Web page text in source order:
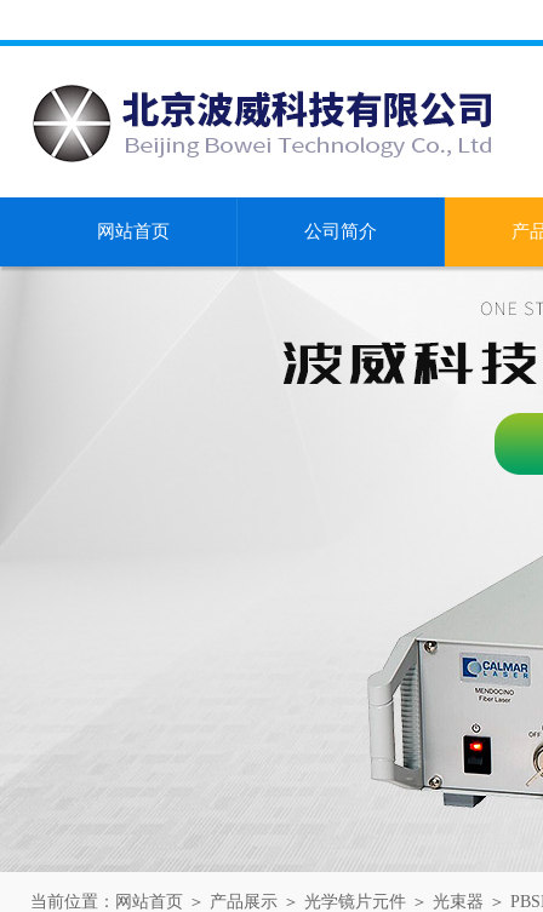
网站首页 公司简介 产
当前位置： 网站首页 ＞ 产品展示 ＞ 光学镜片元件 ＞ 光束器 ＞